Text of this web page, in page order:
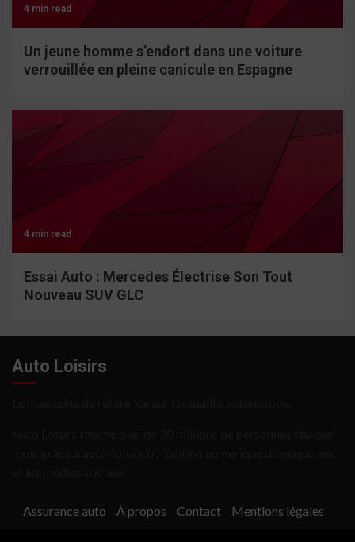
4 min read
Un jeune homme s’endort dans une voiture
verrouillée en pleine canicule en Espagne
4 min read
Essai Auto : Mercedes Électrise Son Tout
Nouveau SUV GLC
Auto Loisirs
Assurance auto À propos Contact Mentions légales